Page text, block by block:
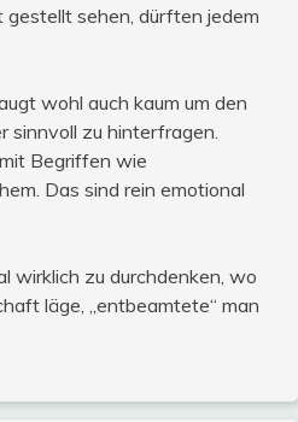
gestellt sehen, dürften jedem
wohl auch kaum um den
sinnvoll zu hinterfragen.
Begriffen wie
Das sind rein emotional
wirklich zu durchdenken, wo
läge, „entbeamtete“ man